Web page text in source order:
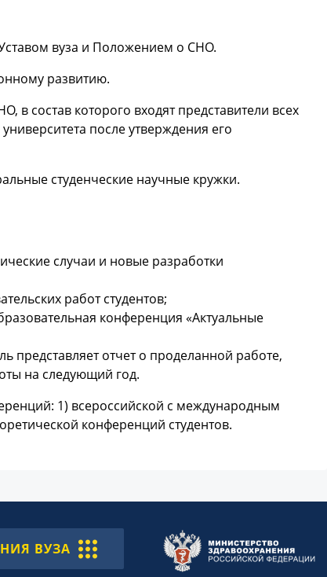
вуза и Положением о СНО.
развитию.
состав которого входят представители всех
после утверждения его
студенческие научные кружки.
случаи и новые разработки
работ студентов;
конференция «Актуальные
представляет отчет о проделанной работе,
на следующий год.
1) всероссийской с международным
конференций студентов.
ВУЗА